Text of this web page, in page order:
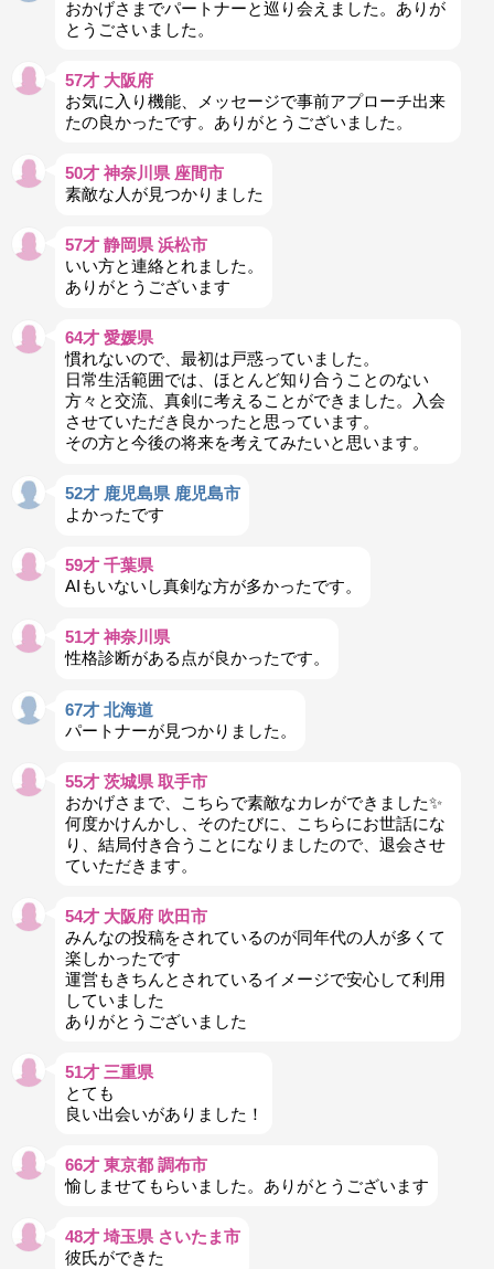
おかげさまでパートナーと巡り会えました。ありが
とうごさいました。
57才 大阪府
お気に入り機能、メッセージで事前アプローチ出来
たの良かったです。ありがとうございました。
50才 神奈川県 座間市
素敵な人が見つかりました
57才 静岡県 浜松市
いい方と連絡とれました。
ありがとうございます
64才 愛媛県
慣れないので、最初は戸惑っていました。
日常生活範囲では、ほとんど知り合うことのない
方々と交流、真剣に考えることができました。入会
させていただき良かったと思っています。
その方と今後の将来を考えてみたいと思います。
52才 鹿児島県 鹿児島市
よかったです
59才 千葉県
AIもいないし真剣な方が多かったです。
51才 神奈川県
性格診断がある点が良かったです。
67才 北海道
パートナーが見つかりました。
55才 茨城県 取手市
おかげさまで、こちらで素敵なカレができました✨
何度かけんかし、そのたびに、こちらにお世話にな
り、結局付き合うことになりましたので、退会させ
ていただきます。
54才 大阪府 吹田市
みんなの投稿をされているのが同年代の人が多くて
楽しかったです
運営もきちんとされているイメージで安心して利用
していました
ありがとうございました
51才 三重県
とても
良い出会いがありました！
66才 東京都 調布市
愉しませてもらいました。ありがとうございます
48才 埼玉県 さいたま市
彼氏ができた